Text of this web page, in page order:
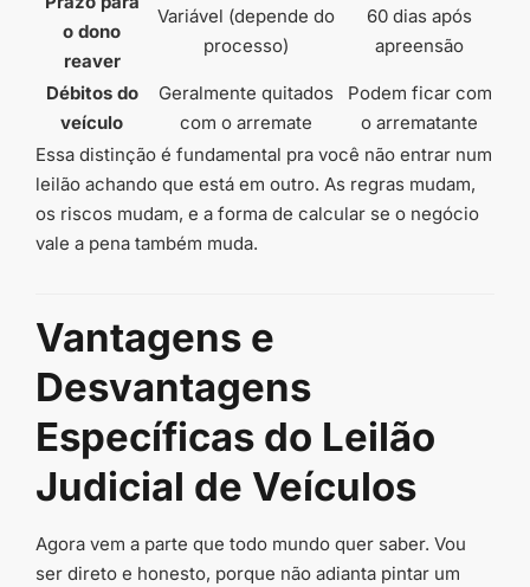
o dono
reaver
Variável (depende do
processo)
60 dias após
apreensão
Débitos do
veículo
Geralmente quitados
com o arremate
Podem ficar com
o arrematante
Essa distinção é fundamental pra você não entrar num
leilão achando que está em outro. As regras mudam,
os riscos mudam, e a forma de calcular se o negócio
vale a pena também muda.
Vantagens e
Desvantagens
Específicas do Leilão
Judicial de Veículos
Agora vem a parte que todo mundo quer saber. Vou
ser direto e honesto, porque não adianta pintar um